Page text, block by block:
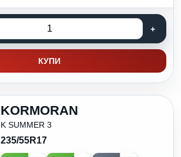
КУПИ
KORMORAN
K SUMMER 3
235/55R17